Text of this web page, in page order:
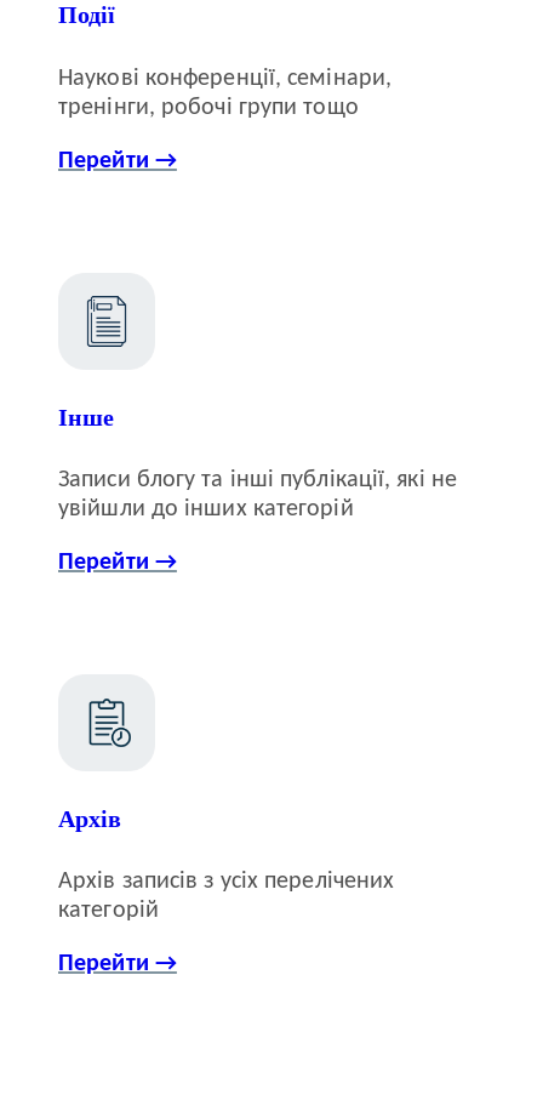
Події
Наукові конференції, семінари,
тренінги, робочі групи тощо
Перейти →
Інше
Записи блогу та інші публікації, які не
увійшли до інших категорій
Перейти →
Архів
Архів записів з усіх перелічених
категорій
Перейти →